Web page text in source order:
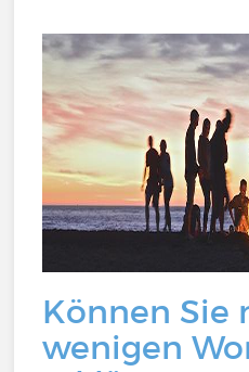
Können Sie
wenigen